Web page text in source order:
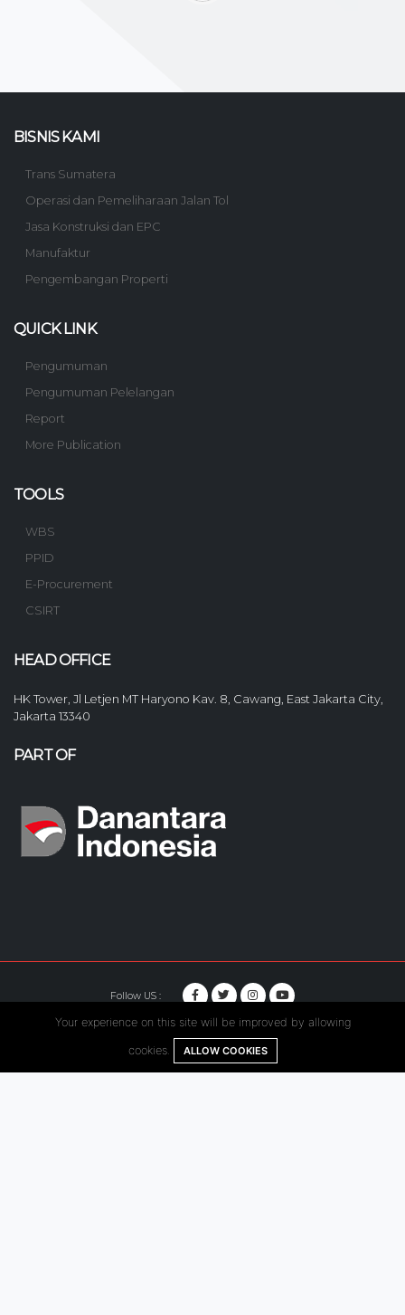
BISNIS KAMI
Trans Sumatera
Operasi dan Pemeliharaan Jalan Tol
Jasa Konstruksi dan EPC
Manufaktur
Pengembangan Properti
QUICK LINK
Pengumuman
Pengumuman Pelelangan
Report
More Publication
TOOLS
WBS
PPID
E-Procurement
CSIRT
HEAD OFFICE
HK Tower, Jl Letjen MT Haryono Kav. 8, Cawang, East Jakarta City,
Jakarta 13340
PART OF
Follow US :
© Copyright 2020. Hutama Karya All Rights Reserved.
Your experience on this site will be improved by allowing
cookies. ALLOW COOKIES